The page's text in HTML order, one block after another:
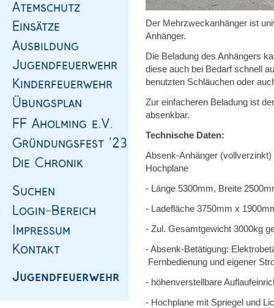
Der Mehrzweckanhänger ist
Anhänger.
Die Beladung des Anhängers
diese auch bei Bedarf schnell
benutzten Schläuchen oder
Zur einfacheren Beladung ist
absenkbar.
Technische Daten:
Absenk-Anhänger
Hochplane
- Länge 5300mm, Breite
- Ladefläche 3750mm x
- Zul. Gesamtgewicht 3000kg
- Absenk-Betätigung:
Fernbedienung und eigener
- höhenverstellbare
- Hochplane mit Spriegel und